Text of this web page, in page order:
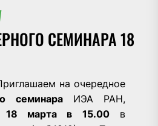
СЕМИНАРА 18
на очередное
семинараИЭА РАН,
18 марта в 15.00в